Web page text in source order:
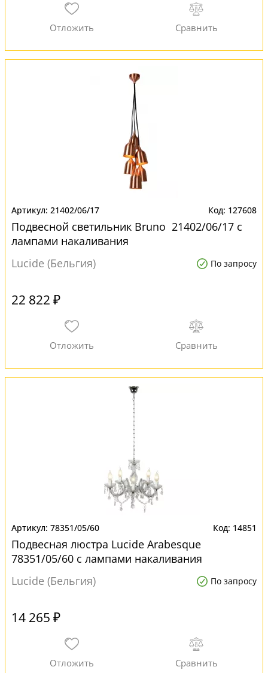
21402/06/17 127608
Подвесной светильник Bruno 21402/06/17 с
лампами накаливания
Lucide (Бельгия)
По запросу
22 822 ₽
78351/05/60 14851
Подвесная люстра Lucide Arabesque
78351/05/60 с лампами накаливания
Lucide (Бельгия)
По запросу
14 265 ₽